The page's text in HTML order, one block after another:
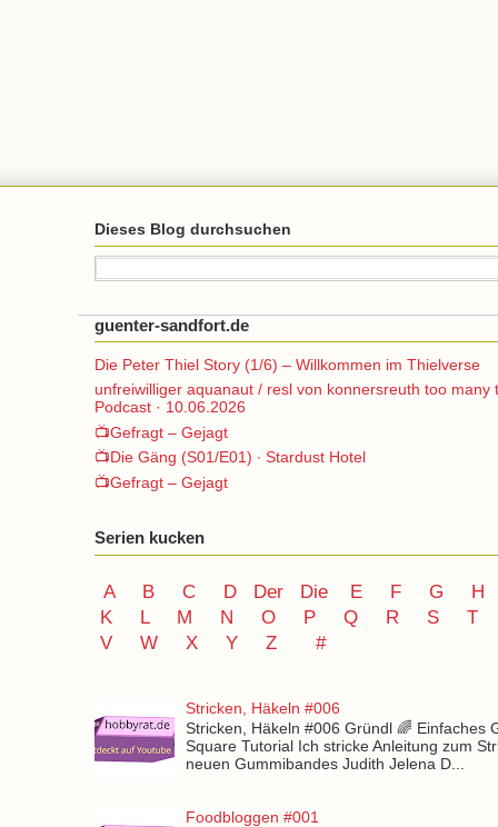
Dieses Blog durchsuchen
guenter-sandfort.de
Die Peter Thiel Story (1/6) – Willkommen im Thielverse
unfreiwilliger aquanaut / resl von konnersreuth too many
Podcast · 10.06.2026
📺Gefragt – Gejagt
📺Die Gäng (S01/E01) ∙ Stardust Hotel
📺Gefragt – Gejagt
Serien kucken
A B C D Der Die E F G
H
K
L M N O P Q R S
T
V
W X Y Z #
Stricken, Häkeln #006
Stricken, Häkeln #006 Gründl 🌈 Einfaches
Square Tutorial Ich stricke Anleitung zum
neuen Gummibandes Judith Jelena D...
Foodbloggen #001